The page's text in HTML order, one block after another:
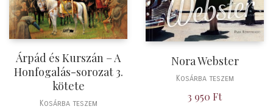
Árpád és Kurszán – A
Honfogalás-sorozat 3.
kötete
Kosárba teszem
Nora Webster
Kosárba teszem
3 950 Ft